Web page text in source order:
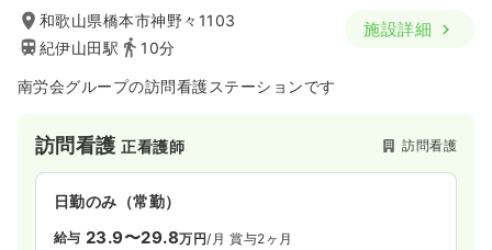
和歌山県橋本市神野々1103
紀伊山田駅
10分
施設詳細
南労会グループの訪問看護ステーションです
訪問看護正看護師 訪問看護
日勤のみ（常勤）
給与 23.9〜29.8万円/月 賞与2ヶ月